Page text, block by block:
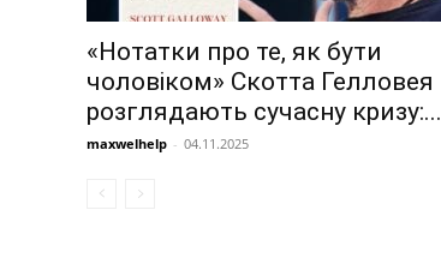
«Нотатки про те, як бути
чоловіком» Скотта Гелловея
розглядають сучасну кризу:...
maxwelhelp - 04.11.2025